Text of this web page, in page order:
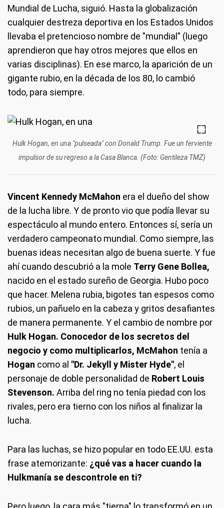
Mundial de Lucha, siguió. Hasta la globalización
cualquier destreza deportiva en los Estados Unidos
llevaba el pretencioso nombre de "mundial" (luego
aprendieron que hay otros mejores que ellos en
varias disciplinas). En ese marco, la aparición de un
gigante rubio, en la década de los 80, lo cambió
todo, para siempre.
Hulk Hogan, en una "pulseada" con Donald Trump. Fue un ferviente
impulsor de su regreso a la Casa Blanca. (Foto: Gentileza TMZ)
Vincent Kennedy McMahon era el dueño del show
de la lucha libre. Y de pronto vio que podía llevar su
espectáculo al mundo entero. Entonces sí, sería un
verdadero campeonato mundial. Como siempre, las
buenas ideas necesitan algo de buena suerte. Y fue
ahí cuando descubrió a la mole Terry Gene Bollea,
nacido en el estado sureño de Georgia. Hubo poco
que hacer. Melena rubia, bigotes tan espesos como
rubios, un pañuelo en la cabeza y gritos desafiantes
de manera permanente. Y el cambio de nombre por
Hulk Hogan. Conocedor de los secretos del
negocio y como multiplicarlos, McMahon tenía a
Hogan como al "Dr. Jekyll y Mister Hyde", el
personaje de doble personalidad de Robert Louis
Stevenson. Arriba del ring no tenía piedad con los
rivales, pero era tierno con los niños al finalizar la
lucha.
Para las luchas, se hizo popular en todo EE.UU. esta
frase atemorizante: ¿qué vas a hacer cuando la
Hulkmanía se descontrole en ti?